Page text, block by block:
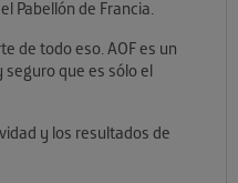
Pabellón de Francia.
de todo eso. AOF es un
que es sólo el
y los resultados de